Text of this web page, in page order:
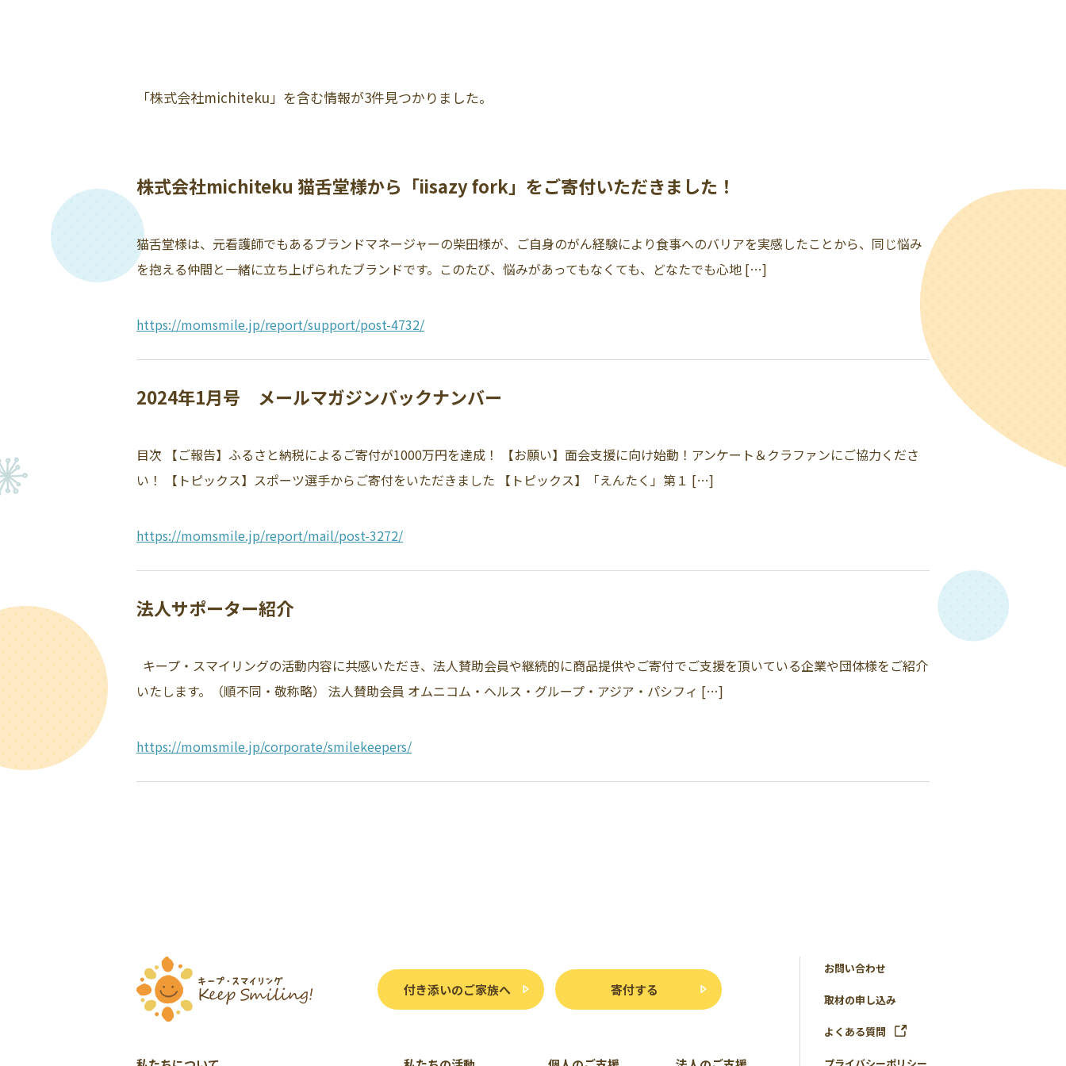
「株式会社michiteku」を含む情報が3件見つかりました。
株式会社michiteku 猫舌堂様から「iisazy fork」をご寄付いただきました！
猫舌堂様は、元看護師でもあるブランドマネージャーの柴田様が、ご自身のがん経験により食事へのバリアを実感したことから、同じ悩み
を抱える仲間と一緒に立ち上げられたブランドです。このたび、悩みがあってもなくても、どなたでも心地 […]
https://momsmile.jp/report/support/post-4732/
2024年1月号 メールマガジンバックナンバー
目次 【ご報告】ふるさと納税によるご寄付が1000万円を達成！ 【お願い】面会支援に向け始動！アンケート＆クラファンにご協力くださ
い！ 【トピックス】スポーツ選手からご寄付をいただきました 【トピックス】「えんたく」第１ […]
https://momsmile.jp/report/mail/post-3272/
法人サポーター紹介
キープ・スマイリングの活動内容に共感いただき、法人賛助会員や継続的に商品提供やご寄付でご支援を頂いている企業や団体様をご紹介
いたします。（順不同・敬称略） 法人賛助会員 オムニコム・ヘルス・グループ・アジア・パシフィ […]
https://momsmile.jp/corporate/smilekeepers/
付き添いのご家族へ 寄付する
お問い合わせ
取材の申し込み
よくある質問